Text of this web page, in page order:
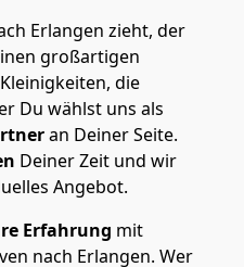
Erlangen zieht, der
großartigen
die
Du wählst uns als
an Deiner Seite.
Deiner Zeit und wir
Angebot.
Erfahrung mit
nach Erlangen. Wer